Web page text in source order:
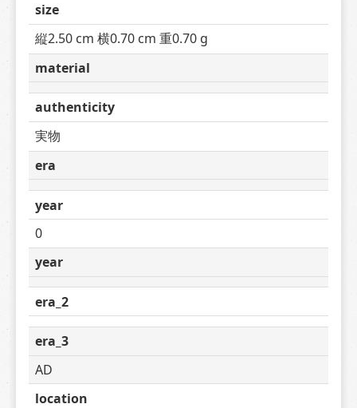
size
縦2.50 cm 横0.70 cm 重0.70 g
material
authenticity
実物
era
year
0
year
era_2
era_3
AD
location